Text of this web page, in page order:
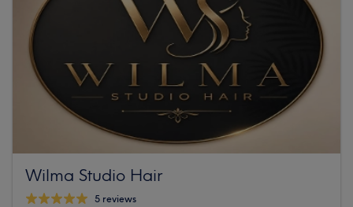
Wilma Studio Hair
5 reviews